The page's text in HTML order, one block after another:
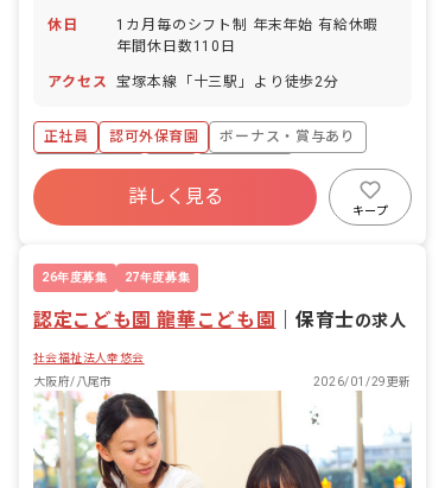
休日
1カ月毎のシフト制 年末年始 有給休暇
年間休日数110日
アクセス 宝塚本線「十三駅」より徒歩2分
正社員 認可外保育園
ボーナス・賞与あり
社会保険完備
有給
残業少なめ
昇給昇進あり
未経験歓迎 夜間保育所
詳しく見る
キープ
26年度募集 27年度募集
認定こども園 龍華こども園 保育士の求人
社会福祉法人幸悠会
大阪府/八尾市
2026/01/29更新